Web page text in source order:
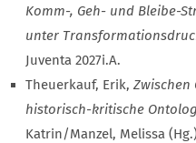
Komm-, Geh- und Bleibe-
unter
Juventa 2027i.A.
Theuerkauf, Erik, Zwischen
historisch-kritische
Katrin/Manzel, Melissa